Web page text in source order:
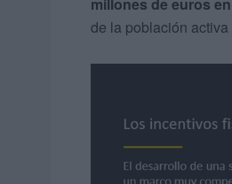
millones de euros en
de la población